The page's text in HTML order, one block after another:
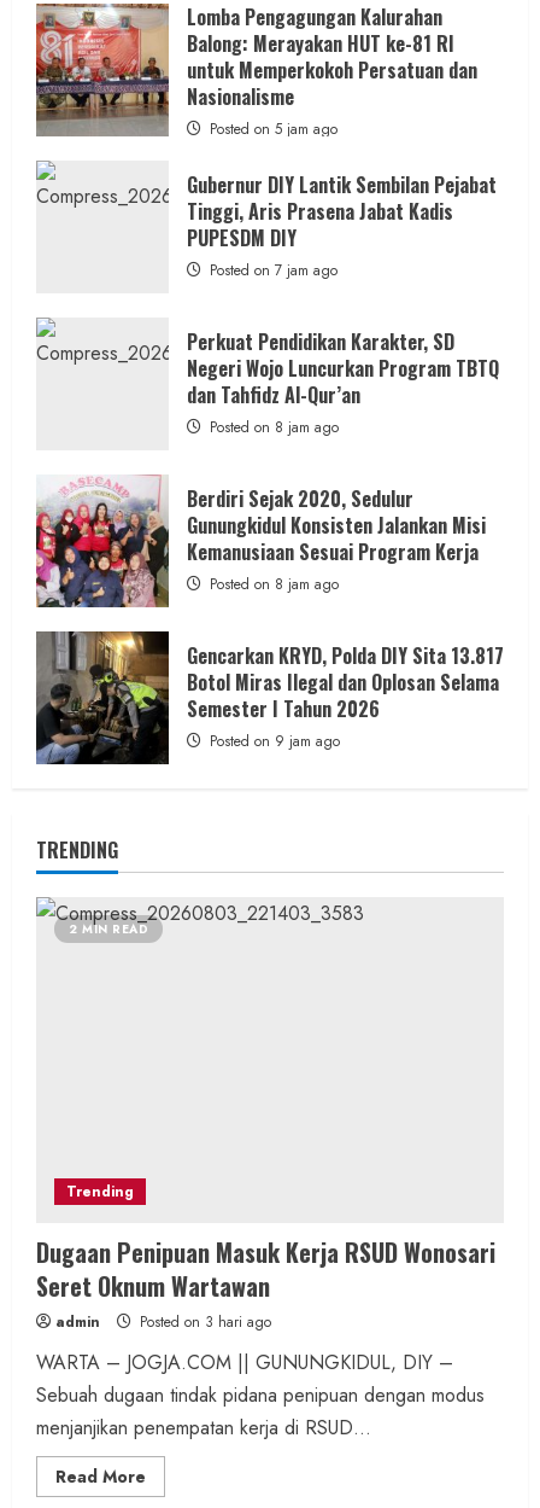
Lomba Pengagungan Kalurahan
Balong: Merayakan HUT ke-81 RI
untuk Memperkokoh Persatuan dan
Nasionalisme
Posted on 5 jam ago
Gubernur DIY Lantik Sembilan Pejabat
Tinggi, Aris Prasena Jabat Kadis
PUPESDM DIY
Posted on 7 jam ago
Perkuat Pendidikan Karakter, SD
Negeri Wojo Luncurkan Program TBTQ
dan Tahfidz Al-Qur’an
Posted on 8 jam ago
Berdiri Sejak 2020, Sedulur
Gunungkidul Konsisten Jalankan Misi
Kemanusiaan Sesuai Program Kerja
Posted on 8 jam ago
Gencarkan KRYD, Polda DIY Sita 13.817
Botol Miras Ilegal dan Oplosan Selama
Semester I Tahun 2026
Posted on 9 jam ago
TRENDING
2 MIN READ
Trending
Dugaan Penipuan Masuk Kerja RSUD Wonosari
Seret Oknum Wartawan
admin Posted on 3 hari ago
WARTA – JOGJA.COM || GUNUNGKIDUL, DIY –
Sebuah dugaan tindak pidana penipuan dengan modus
menjanjikan penempatan kerja di RSUD...
Read More
more